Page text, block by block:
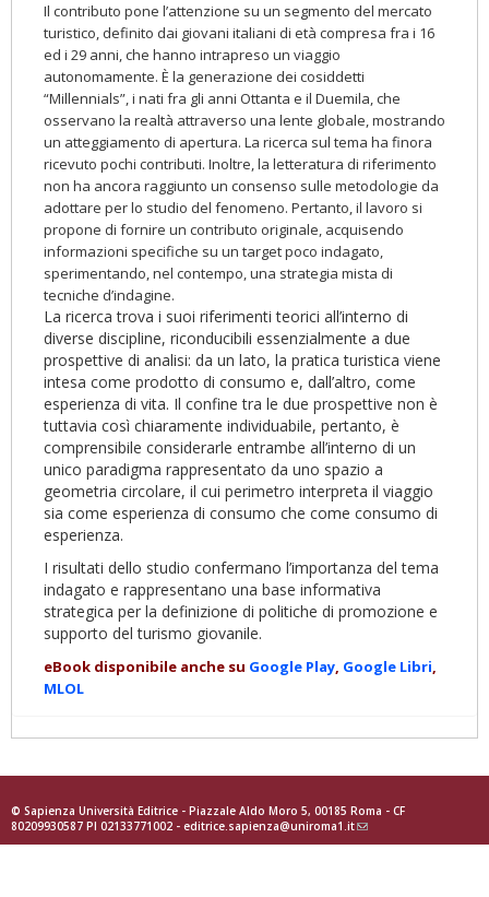
Il contributo pone l’attenzione su un segmento del mercato
turistico, definito dai giovani italiani di età compresa fra i 16
ed i 29 anni, che hanno intrapreso un viaggio
autonomamente. È la generazione dei cosiddetti
“Millennials”, i nati fra gli anni Ottanta e il Duemila, che
osservano la realtà attraverso una lente globale, mostrando
un atteggiamento di apertura. La ricerca sul tema ha finora
ricevuto pochi contributi. Inoltre, la letteratura di riferimento
non ha ancora raggiunto un consenso sulle metodologie da
adottare per lo studio del fenomeno. Pertanto, il lavoro si
propone di fornire un contributo originale, acquisendo
informazioni specifiche su un target poco indagato,
sperimentando, nel contempo, una strategia mista di
tecniche d’indagine.
La ricerca trova i suoi riferimenti teorici all’interno di
diverse discipline, riconducibili essenzialmente a due
prospettive di analisi: da un lato, la pratica turistica viene
intesa come prodotto di consumo e, dall’altro, come
esperienza di vita. Il confine tra le due prospettive non è
tuttavia così chiaramente individuabile, pertanto, è
comprensibile considerarle entrambe all’interno di un
unico paradigma rappresentato da uno spazio a
geometria circolare, il cui perimetro interpreta il viaggio
sia come esperienza di consumo che come consumo di
esperienza.
I risultati dello studio confermano l’importanza del tema
indagato e rappresentano una base informativa
strategica per la definizione di politiche di promozione e
supporto del turismo giovanile.
eBook disponibile anche su Google Play, Google Libri,
MLOL
© Sapienza Università Editrice - Piazzale Aldo Moro 5, 00185 Roma - CF
80209930587 PI 02133771002 - editrice.sapienza@uniroma1.it(link
sends